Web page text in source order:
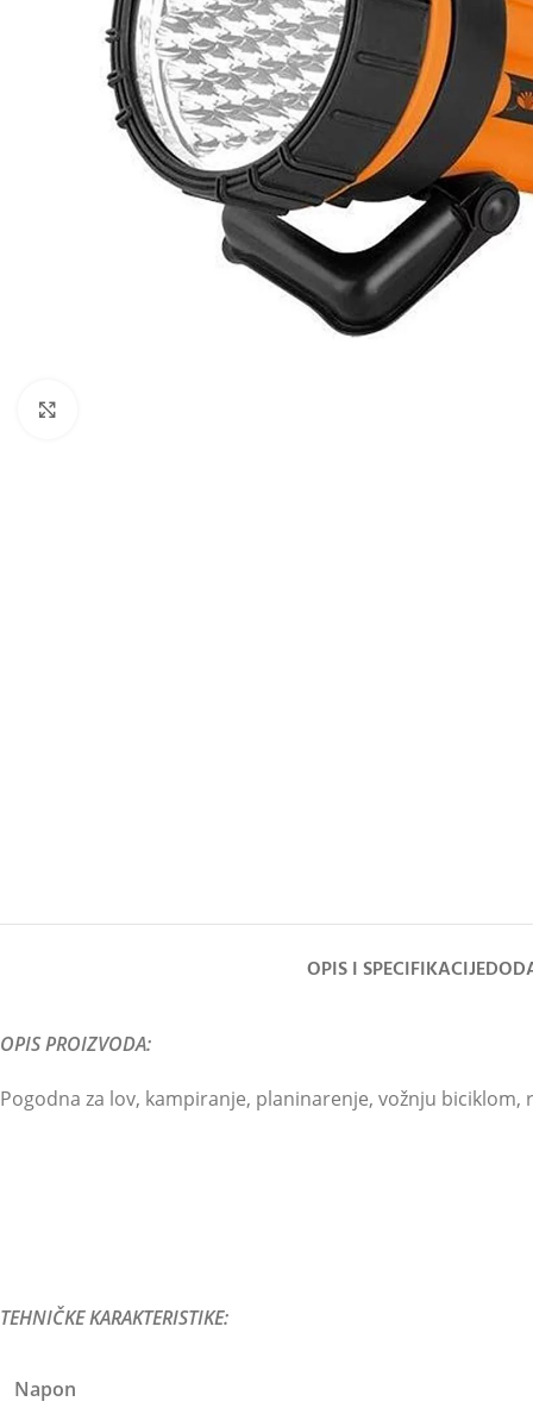
OPIS I SPECIFIKACIJE
OPIS PROIZVODA:
Pogodna za lov, kampiranje, planinarenje, vožnju
TEHNIČKE KARAKTERISTIKE:
Napon